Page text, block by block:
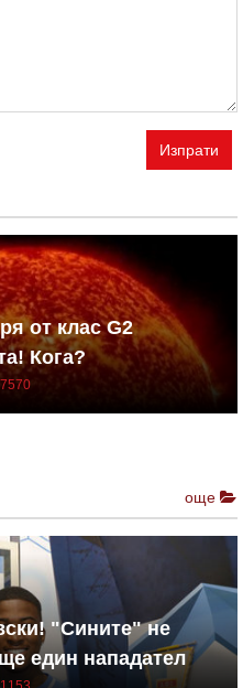
Изпрати
от клас G2
Кога?
още
"Сините" не
един нападател